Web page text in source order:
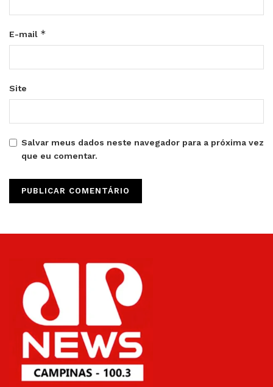
E-mail *
Site
Salvar meus dados neste navegador para a próxima vez
que eu comentar.